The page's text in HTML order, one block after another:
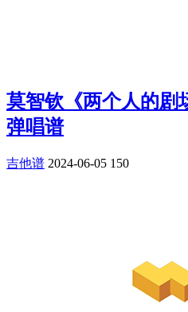
莫智钦《两个人的剧
弹唱谱
吉他谱 2024-06-05 150